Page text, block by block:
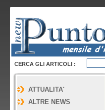
CERCA GLI ARTICOLI :
ATTUALITA'
ALTRE NEWS